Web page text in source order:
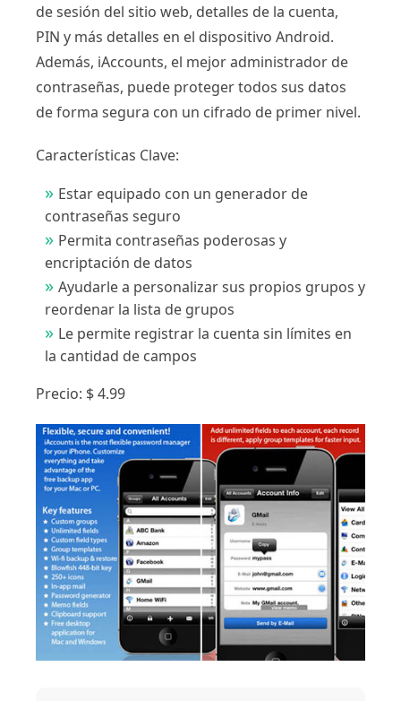
de sesión del sitio web, detalles de la cuenta,
PIN y más detalles en el dispositivo Android.
Además, iAccounts, el mejor administrador de
contraseñas, puede proteger todos sus datos
de forma segura con un cifrado de primer nivel.
Características Clave:
Estar equipado con un generador de
contraseñas seguro
Permita contraseñas poderosas y
encriptación de datos
Ayudarle a personalizar sus propios grupos y
reordenar la lista de grupos
Le permite registrar la cuenta sin límites en
la cantidad de campos
Precio: $ 4.99